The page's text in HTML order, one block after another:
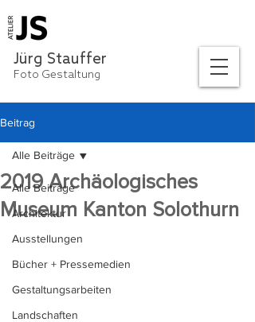
Jürg Stauffer
Foto Gestaltung
Beitrag
Alle Beiträge
Architektur
Ausstellungen
Bücher + Pressemedien
Gestaltungsarbeiten
Landschaften
Alle Beiträge
2019 Archäologisches
Museum Kanton Solothurn